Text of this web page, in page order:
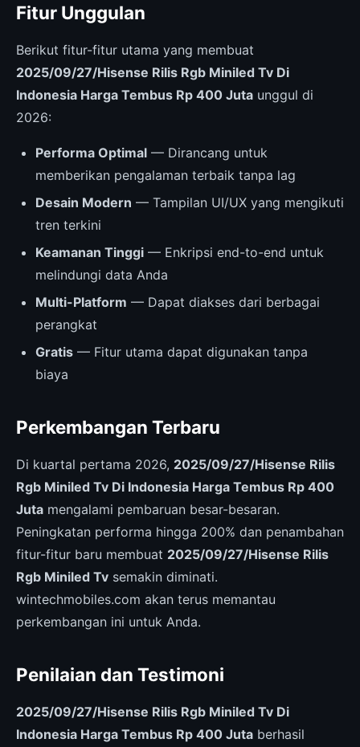
Fitur Unggulan
Berikut fitur-fitur utama yang membuat
2025/09/27/Hisense Rilis Rgb Miniled Tv Di
Indonesia Harga Tembus Rp 400 Juta unggul di
2026:
Performa Optimal — Dirancang untuk
memberikan pengalaman terbaik tanpa lag
Desain Modern — Tampilan UI/UX yang mengikuti
tren terkini
Keamanan Tinggi — Enkripsi end-to-end untuk
melindungi data Anda
Multi-Platform — Dapat diakses dari berbagai
perangkat
Gratis — Fitur utama dapat digunakan tanpa
biaya
Perkembangan Terbaru
Di kuartal pertama 2026, 2025/09/27/Hisense Rilis
Rgb Miniled Tv Di Indonesia Harga Tembus Rp 400
Juta mengalami pembaruan besar-besaran.
Peningkatan performa hingga 200% dan penambahan
fitur-fitur baru membuat 2025/09/27/Hisense Rilis
Rgb Miniled Tv semakin diminati.
wintechmobiles.com akan terus memantau
perkembangan ini untuk Anda.
Penilaian dan Testimoni
2025/09/27/Hisense Rilis Rgb Miniled Tv Di
Indonesia Harga Tembus Rp 400 Juta berhasil